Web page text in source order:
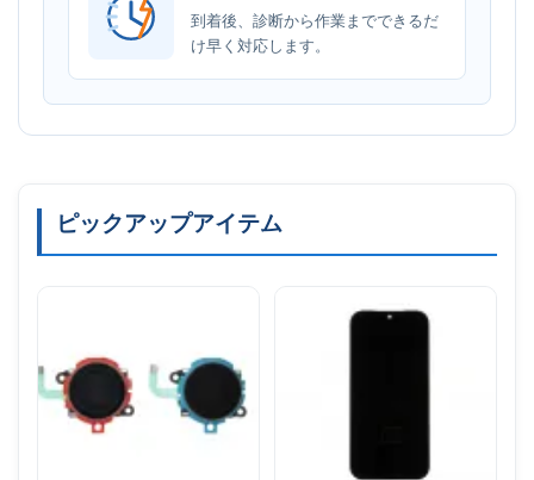
到着後、診断から作業までできるだ
け早く対応します。
ピックアップアイテム